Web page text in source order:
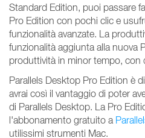
Standard Edition, puoi passare
Pro Edition con pochi clic e
funzionalità avanzate. La
funzionalità aggiunta alla nuova
produttività in minor tempo, con
Parallels Desktop Pro Edition è
avrai così il vantaggio di poter
di Parallels Desktop. La Pro
l'abbonamento gratuito a
utilissimi strumenti Mac.